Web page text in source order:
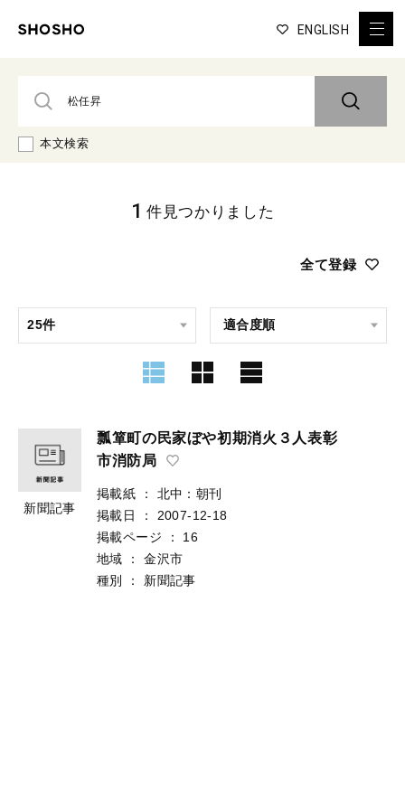
ENGLISH
本文検索
全て登録
1 件見つかりました
新聞記事
瓢箪町の民家ぼや初期消火３人表彰
市消防局
掲載紙 ：
北中：朝刊
掲載日
：
2007-12-18
掲載ページ
：
16
地域
：
金沢市
種別
： 新聞記事